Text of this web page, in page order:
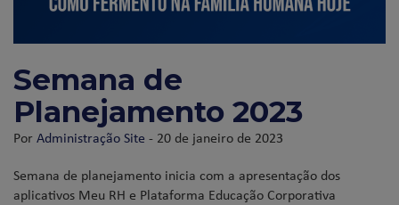
Semana de
Planejamento 2023
PorAdministração Site - 20 de janeiro de 2023
Semana de planejamento inicia com a apresentação dos
aplicativos Meu RH e Plataforma Educação Corporativa